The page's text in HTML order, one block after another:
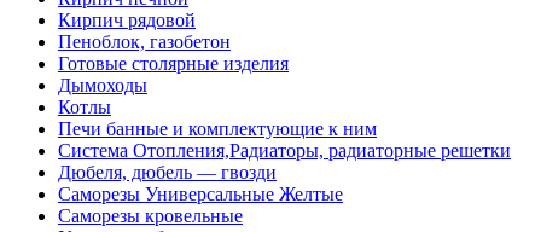
Кирпич рядовой
Пеноблок, газобетон
Готовые столярные изделия
Дымоходы
Котлы
Печи банные и комплектующие к ним
Система Отопления,Радиаторы, радиаторные решетки
Дюбеля, дюбель — гвозди
Саморезы Универсальные Желтые
Саморезы кровельные